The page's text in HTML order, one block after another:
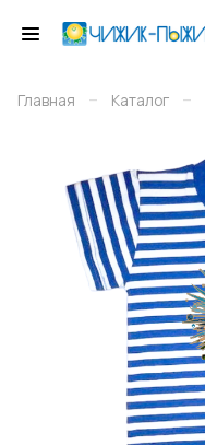
Главная – Каталог –